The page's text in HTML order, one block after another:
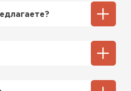
битумные